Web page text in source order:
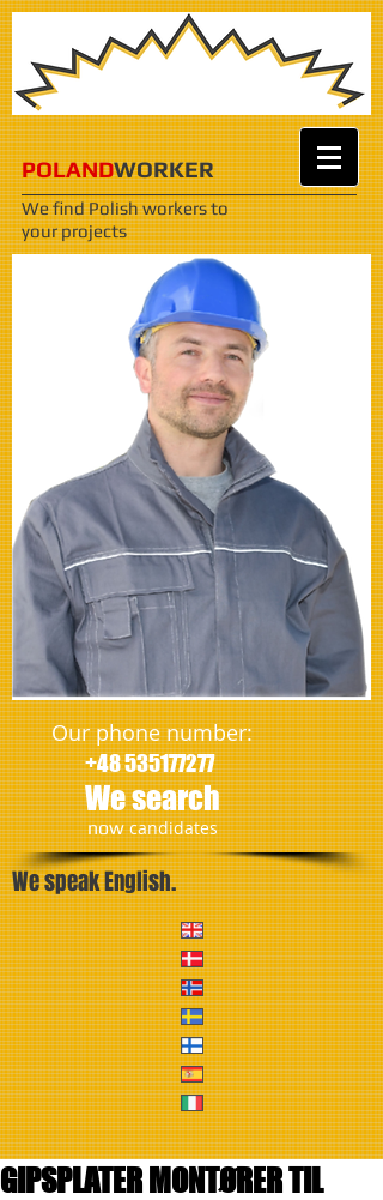
POLANDWORKER
We find Polish workersto
your projects
Our phone number:
+48 535177277
We search
​nowcandidates
We speak English.
GIPSPLATER MONTØRER TIL